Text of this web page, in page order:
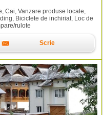
Cai, Vanzare produse locale,
Biciclete de inchiriat, Loc de
rulote
Scrie